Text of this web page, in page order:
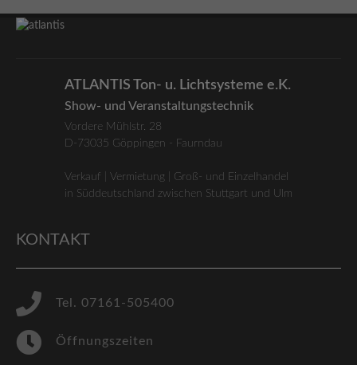
ATLANTIS Ton- u. Lichtsysteme e.K.
Show- und Veranstaltungstechnik
Vordere Mühlstr. 28
D-73035 Göppingen - Faurndau
Verkauf | Vermietung | Groß- und Einzelhandel
in Süddeutschland zwischen Stuttgart und Ulm
KONTAKT
Tel. 07161-505400
Öffnungszeiten